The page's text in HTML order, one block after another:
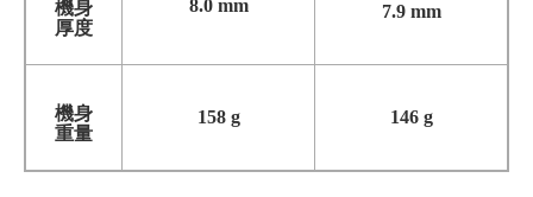
機身
厚度
8.0 mm 7.9 mm
機身
重量
158 g 146 g